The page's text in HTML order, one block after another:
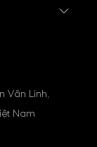
Văn Linh,
Nam